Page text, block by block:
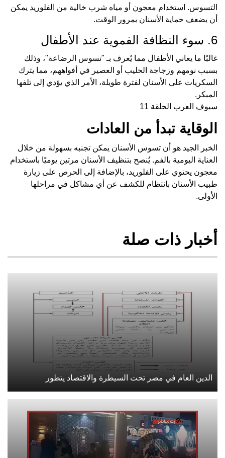
التسوس. استخدام معجون أو مياه شرب خالية من الفلوريد يمكن
أن يضعف حماية الأسنان بمرور الوقت.
6. سوء النظافة الفموية عند الأطفال
غالبًا ما يعاني الأطفال مما يُعرف بـ "تسوس الرضاعة"، وذلك
بسبب نومهم وزجاجة الحليب أو العصير في أفواههم، مما يترك
السكريات على الأسنان لفترة طويلة، الأمر الذي يؤدي إلى تلفها
المبكر.
سيوف العرب الحلقة 11
الوقاية تبدأ من العادات
الخبر الجيد هو أن تسوس الأسنان يمكن تجنبه بسهولة من خلال
العناية اليومية بالفم. يُنصح بتنظيف الأسنان مرتين يوميًا باستخدام
معجون يحتوي على الفلوريد، بالإضافة إلى الحرص على زيارة
طبيب الأسنان بانتظام للكشف عن أي مشاكل في مراحلها
الأولى.
أخبار ذات صلة
الدين العام في مصر تحت السيطرة والاقتصاد يتطور